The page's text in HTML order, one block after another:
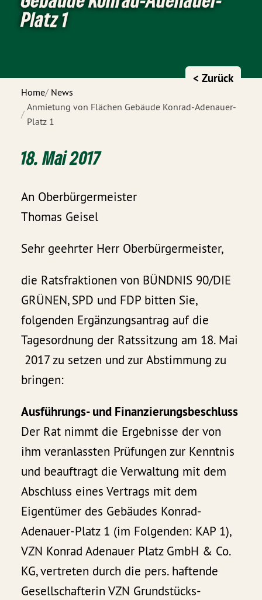
Platz 1
Home News
Anmietung von Flächen Gebäude Konrad-Adenauer-
Platz 1
< Zurück
18. Mai 2017
An Oberbürgermeister
Thomas Geisel
Sehr geehrter Herr Oberbürgermeister,
die Ratsfraktionen von BÜNDNIS 90/DIE
GRÜNEN, SPD und FDP bitten Sie,
folgenden Ergänzungsantrag auf die
Tagesordnung der Ratssitzung am 18. Mai
2017 zu setzen und zur Abstimmung zu
bringen:
Ausführungs- und Finanzierungsbeschluss
Der Rat nimmt die Ergebnisse der von
ihm veranlassten Prüfungen zur Kenntnis
und beauftragt die Verwaltung mit dem
Abschluss eines Vertrags mit dem
Eigentümer des Gebäudes Konrad-
Adenauer-Platz 1 (im Folgenden: KAP 1),
VZN Konrad Adenauer Platz GmbH & Co.
KG, vertreten durch die pers. haftende
Gesellschafterin VZN Grundstücks-